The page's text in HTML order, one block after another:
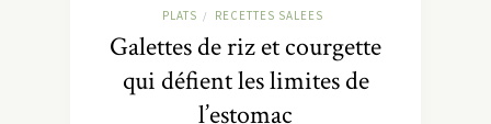
PLATS / RECETTES SALEES
Galettes de riz et courgette
qui défient les limites de
l’estomac